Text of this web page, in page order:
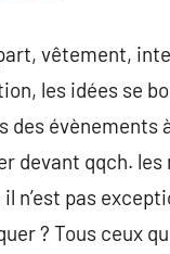
vêtement,
les idées se
évènements
devant qqch.
pas
? Tous ceux